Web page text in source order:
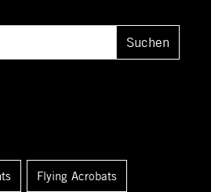
Suchen
Flying Acrobats